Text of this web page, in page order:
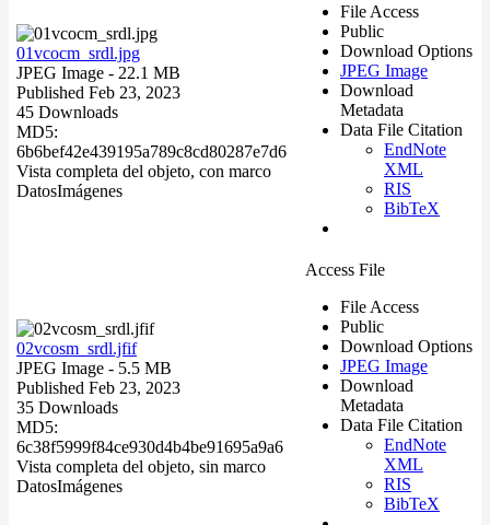
01vcocm_srdl.jpg
JPEG Image - 22.1 MB
Published Feb 23, 2023
45 Downloads
MD5:
6b6bef42e439195a789c8cd80287e7d6
Vista completa del objeto, con marco
DatosImágenes
File Access
Public
Download Options
JPEG Image
Download
Metadata
Data File Citation
EndNote
XML
RIS
BibTeX
02vcosm_srdl.jfif
JPEG Image - 5.5 MB
Published Feb 23, 2023
35 Downloads
MD5:
6c38f5999f84ce930d4b4be91695a9a6
Vista completa del objeto, sin marco
DatosImágenes
Access File
File Access
Public
Download Options
JPEG Image
Download
Metadata
Data File Citation
EndNote
XML
RIS
BibTeX